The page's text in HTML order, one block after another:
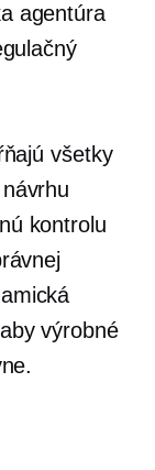
agentúra
všetky
kontrolu
výrobné